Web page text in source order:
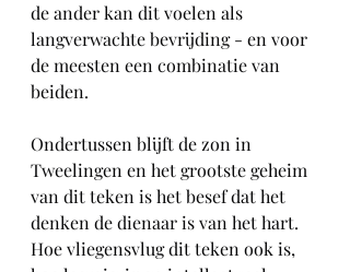
de ander kan dit voelen als
langverwachte bevrijding - en voor
de meesten een combinatie van
beiden.
Ondertussen blijft de zon in
Tweelingen en het grootste geheim
van dit teken is het besef dat het
denken de dienaar is van het hart.
Hoe vliegensvlug dit teken ook is,